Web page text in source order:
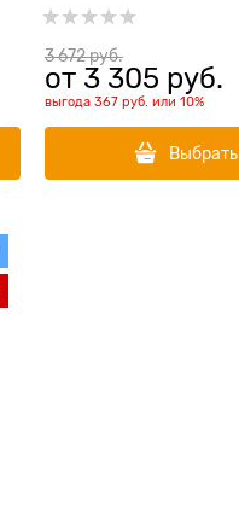
Duck Adult Mini)
3 672 руб.
от 3 305 руб.
выгода 367 руб. или 10%
Выбрать